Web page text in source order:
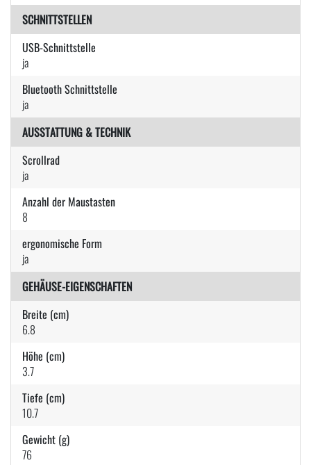
SCHNITTSTELLEN
USB-Schnittstelle
ja
Bluetooth Schnittstelle
ja
AUSSTATTUNG & TECHNIK
Scrollrad
ja
Anzahl der Maustasten
8
ergonomische Form
ja
GEHÄUSE-EIGENSCHAFTEN
Breite (cm)
6.8
Höhe (cm)
3.7
Tiefe (cm)
10.7
Gewicht (g)
76